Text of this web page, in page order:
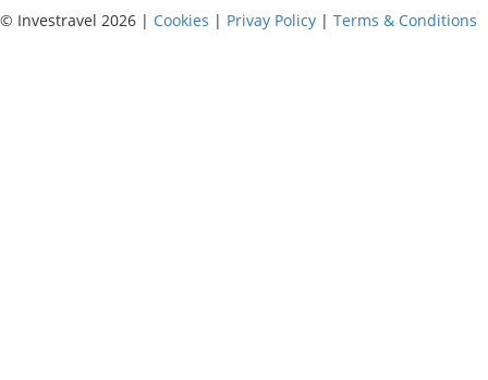
© Investravel 2026 | Cookies | Privay Policy | Terms & Conditions